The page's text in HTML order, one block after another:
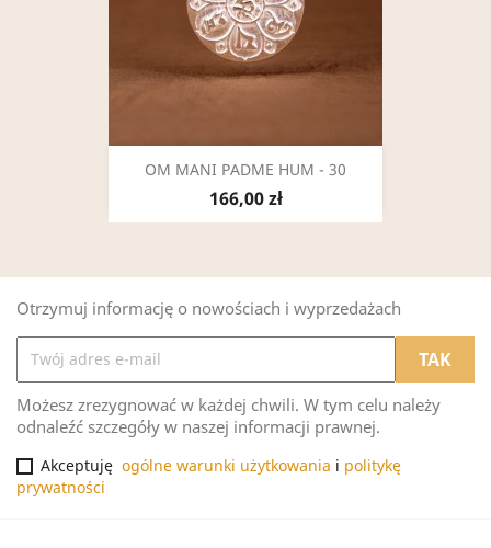
OM MANI PADME HUM - 30
166,00 zł
Otrzymuj informację o nowościach i wyprzedażach
Możesz zrezygnować w każdej chwili. W tym celu należy
odnaleźć szczegóły w naszej informacji prawnej.
Akceptuję ogólne warunki użytkowania i politykę
prywatności